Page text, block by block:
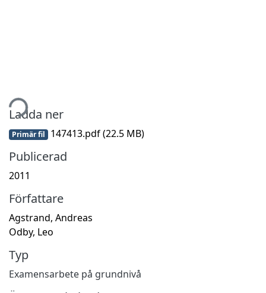
Ladda ner
Primär fil 147413.pdf(22.5 MB)
Publicerad
2011
Författare
Agstrand, Andreas
Odby, Leo
Typ
Examensarbete på grundnivå